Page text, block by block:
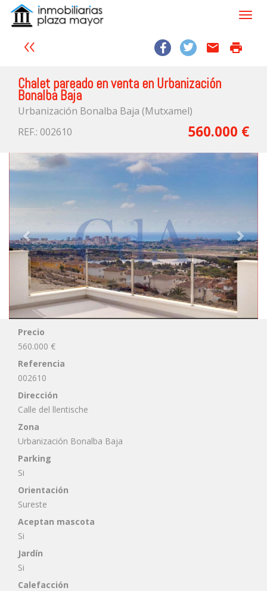
email print
Chalet pareado en venta en Urbanización
Bonalba Baja
Urbanización Bonalba Baja (Mutxamel)
REF.: 002610
560.000 €
Precio
560.000 €
Referencia
002610
Dirección
Calle del llentische
Zona
Urbanización Bonalba Baja
Parking
Si
Orientación
Sureste
Aceptan mascota
Si
Jardín
Si
Calefacción